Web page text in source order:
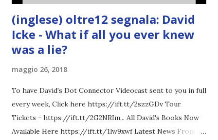
(inglese) oltre12 segnala: David
Icke - What if all you ever knew
was a lie?
maggio 26, 2018
To have David's Dot Connector Videocast sent to you in full
every week, Click here https://ift.tt/2szzGDv Tour
Tickets - https://ift.tt/2G2NRIm... All David's Books Now
Available Here https://ift.tt/1lw9xwf Latest News From